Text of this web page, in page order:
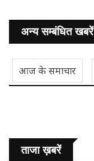
अन्य सम्बंधित खबरें
आज के समाचार
ताजा ख़बरें